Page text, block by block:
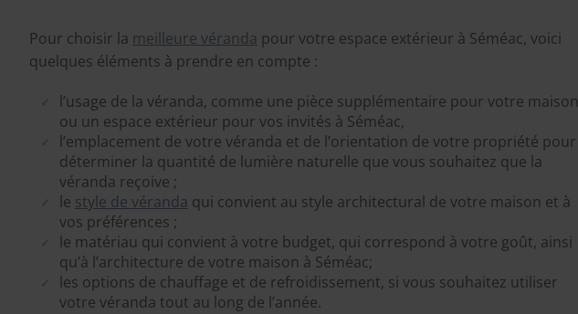
Pour choisir la meilleure véranda pour votre espace extérieur à Séméac, voici
quelques éléments à prendre en compte :
l’usage de la véranda, comme une pièce supplémentaire pour votre maison
ou un espace extérieur pour vos invités à Séméac,
l’emplacement de votre véranda et de l’orientation de votre propriété pour
déterminer la quantité de lumière naturelle que vous souhaitez que la
véranda reçoive ;
le style de véranda qui convient au style architectural de votre maison et à
vos préférences ;
le matériau qui convient à votre budget, qui correspond à votre goût, ainsi
qu’à l’architecture de votre maison à Séméac;
les options de chauffage et de refroidissement, si vous souhaitez utiliser
votre véranda tout au long de l’année.